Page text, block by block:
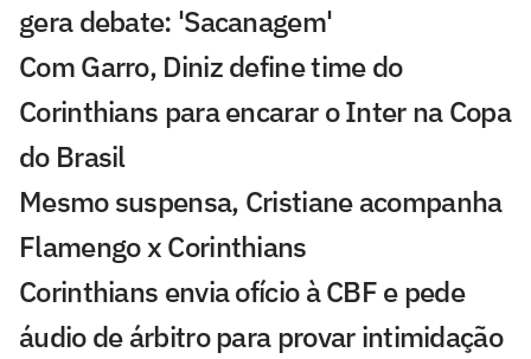
gera debate: 'Sacanagem'
Com Garro, Diniz define time do
Corinthians para encarar o Inter na Copa
do Brasil
Mesmo suspensa, Cristiane acompanha
Flamengo x Corinthians
Corinthians envia ofício à CBF e pede
áudio de árbitro para provar intimidação